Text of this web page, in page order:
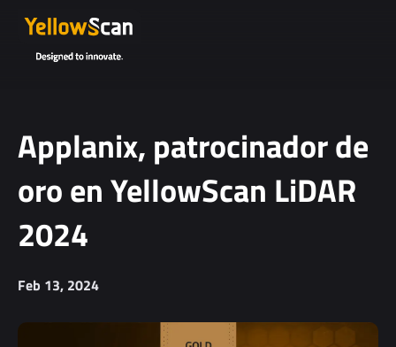
Applanix, patrocinador de
oro en YellowScan LiDAR
2024
Feb 13, 2024